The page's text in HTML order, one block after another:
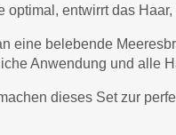
optimal, entwirrt das
eine belebende
Anwendung und alle
dieses Set zur